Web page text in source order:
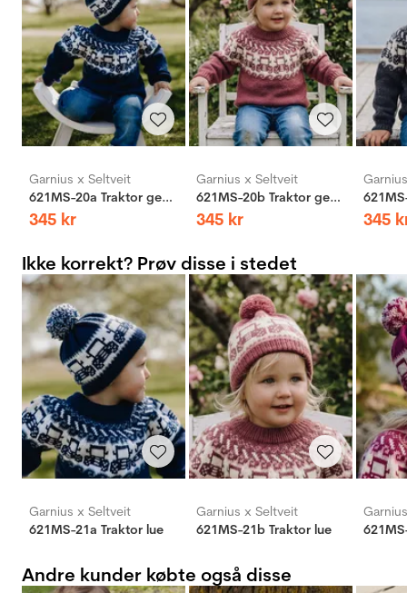
Garnius x Seltveit
621MS-20a Traktor genser
345 kr
Garnius x Seltveit
621MS-20b Traktor genser
345 kr 345
Ikke korrekt? Prøv disse i stedet
Garnius x Seltveit
621MS-21a Traktor lue
Garnius x Seltveit
621MS-21b Traktor lue
Andre kunder købte også disse